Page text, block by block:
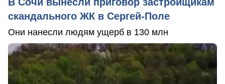
скандального ЖК в Сергей-Поле
Они нанесли людям ущерб в 130 млн